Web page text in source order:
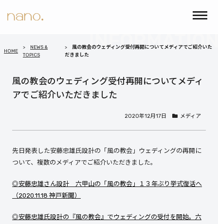
HOME
NEWS &
TOPICS
風の教会のウェディング受付再開についてメディアでご紹介いた
だきました
風の教会のウェディング受付再開についてメディ
アでご紹介いただきました
2020年12月17日 メディア
先日発表した安藤忠雄氏設計の「風の教会」ウェディングの再開に
ついて、複数のメディアでご紹介いただきました。
◎安藤忠雄さん設計 六甲山の「風の教会」１３年ぶり挙式復活へ
（2020.11.18 神戸新聞）
◎安藤忠雄氏設計の『風の教会』でウェディングの受付を開始。六